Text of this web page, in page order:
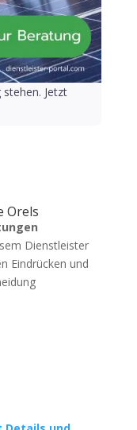
Jetzt
Orels
Dienstleister
Eindrücken und